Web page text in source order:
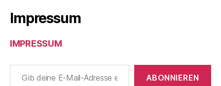
Impressum
IMPRESSUM
Gib deine E-Mail-Adresse ein ...
ABONNIEREN